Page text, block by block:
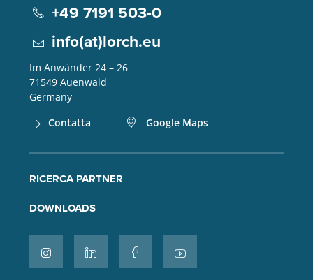
+49 7191 503-0
info(at)lorch.eu
Im Anwänder 24 – 26
71549 Auenwald
Germany
Contatta
Google Maps
RICERCA PARTNER
DOWNLOADS